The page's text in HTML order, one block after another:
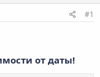
#1
от даты!